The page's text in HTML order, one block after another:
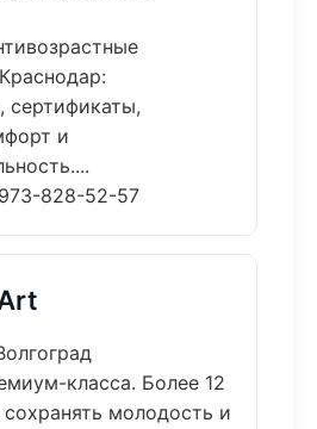
сертификаты,
и
828-52-57
класса. Более 12
молодость и